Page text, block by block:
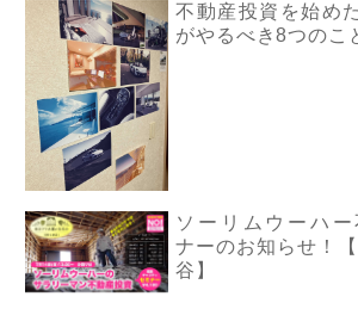
不動産投資を始め
がやるべき8つのこ
ソーリムウーハー
ナーのお知らせ！
谷】